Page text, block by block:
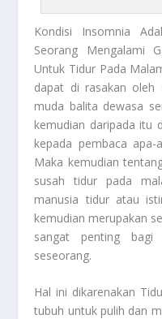
Kondisi Insomnia
Seorang Mengalami
Untuk Tidur Pada
dapat di rasakan oleh
muda balita dewasa
kemudian daripada itu
kepada pembaca
Maka kemudian
susah tidur pada
manusia tidur atau
kemudian merupakan
sangat penting
seseorang.
Hal ini dikarenakan
tubuh untuk pulih dan